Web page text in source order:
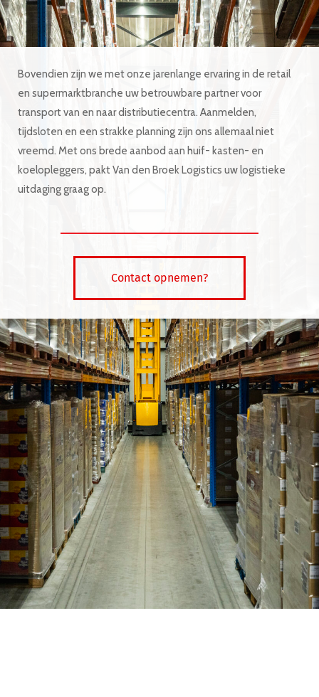
Bovendien zijn we met onze jarenlange ervaring in de retail
en supermarktbranche uw betrouwbare partner voor
transport van en naar distributiecentra. Aanmelden,
tijdsloten en een strakke planning zijn ons allemaal niet
vreemd. Met ons brede aanbod aan huif- kasten- en
koelopleggers, pakt Van den Broek Logistics uw logistieke
uitdaging graag op.
Contact opnemen?